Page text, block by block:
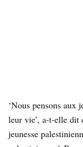
‘Nous pensons aux
leur vie’, a-t-elle dit
jeunesse